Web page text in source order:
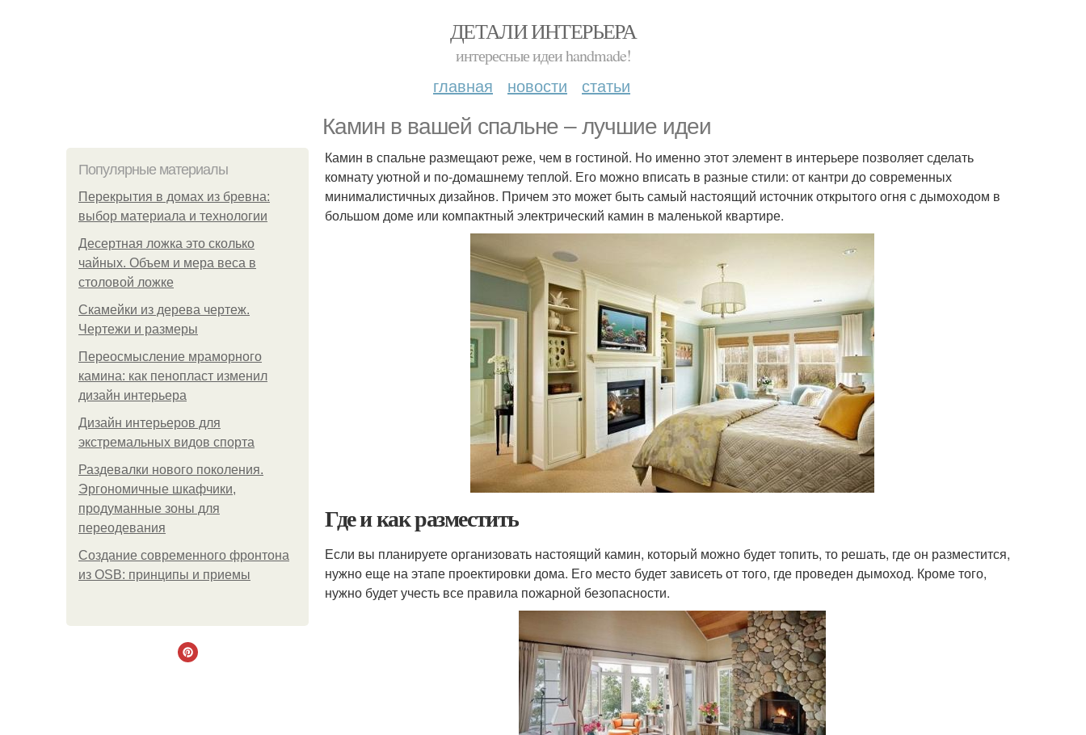
ДЕТАЛИ ИНТЕРЬЕРА
интересные идеи handmade!
главная новости статьи
Камин в вашей спальне – лучшие идеи
Популярные материалы
Перекрытия в домах из бревна:
выбор материала и технологии
Десертная ложка это сколько
чайных. Объем и мера веса в
столовой ложке
Скамейки из дерева чертеж.
Чертежи и размеры
Переосмысление мраморного
камина: как пенопласт изменил
дизайн интерьера
Дизайн интерьеров для
экстремальных видов спорта
Раздевалки нового поколения.
Эргономичные шкафчики,
продуманные зоны для
переодевания
Создание современного фронтона
из OSB: принципы и приемы
Камин в спальне размещают реже, чем в гостиной. Но именно этот элемент в интерьере позволяет сделать
комнату уютной и по-домашнему теплой. Его можно вписать в разные стили: от кантри до современных
минималистичных дизайнов. Причем это может быть самый настоящий источник открытого огня с дымоходом в
большом доме или компактный электрический камин в маленькой квартире.
Где и как разместить
Если вы планируете организовать настоящий камин, который можно будет топить, то решать, где он разместится,
нужно еще на этапе проектировки дома. Его место будет зависеть от того, где проведен дымоход. Кроме того,
нужно будет учесть все правила пожарной безопасности.